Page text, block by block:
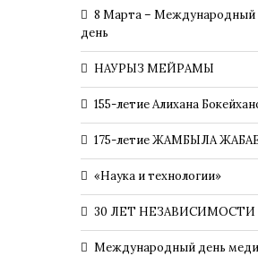
8 Марта – Международный
день
НАУРЫЗ МЕЙРАМЫ
155-летие Алихана
175-летие ЖАМБЫЛА
«Наука и технологии»
30 ЛЕТ НЕЗАВИСИМОСТИ
Международный день